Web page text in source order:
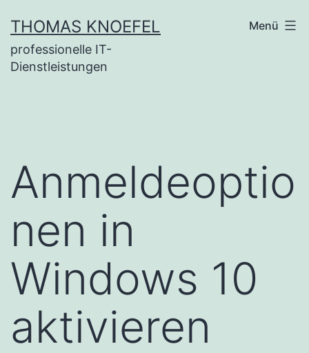
Inhalt
springen
THOMAS KNOEFEL
professionelle IT-
Dienstleistungen
Menü
Anmeldeoptio
nen in
Windows 10
aktivieren